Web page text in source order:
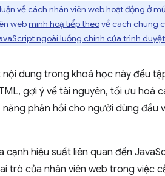
về cách nhân viên web hoạt động ở
webminh hoạ tiếp theovề cách chúng
ngoài luồng chính của trình duyệt
nội dung trong khoá học này đều
gợi ý về tài nguyên, tối ưu hoá
phản hồi cho người dùng
cạnh hiệu suất liên quan đến
trò của nhân viên web trong việc